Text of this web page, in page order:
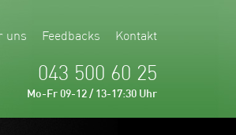
uns Feedbacks Kontakt
043 500 60 25
Mo-Fr 09-12 / 13-17:30 Uhr